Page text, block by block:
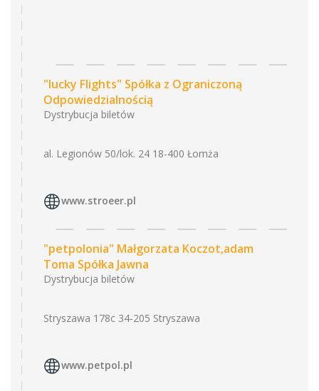
"lucky Flights" Spółka z Ograniczoną
Odpowiedzialnością
Dystrybucja biletów
al. Legionów 50/lok. 24 18-400 Łomża
www.stroeer.pl
"petpolonia" Małgorzata Koczot,adam
Toma Spółka Jawna
Dystrybucja biletów
Stryszawa 178c 34-205 Stryszawa
www.petpol.pl